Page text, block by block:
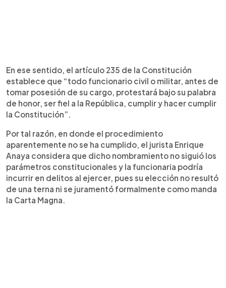
En ese sentido, el artículo 235 de la Constitución
establece que “todo funcionario civil o militar, antes de
tomar posesión de su cargo, protestará bajo su palabra
de honor, ser fiel a la República, cumplir y hacer cumplir
la Constitución”.
Por tal razón, en donde el procedimiento
aparentemente no se ha cumplido, el jurista Enrique
Anaya considera que dicho nombramiento no siguió los
parámetros constitucionales y la funcionaria podría
incurrir en delitos al ejercer, pues su elección no resultó
de una terna ni se juramentó formalmente como manda
la Carta Magna.